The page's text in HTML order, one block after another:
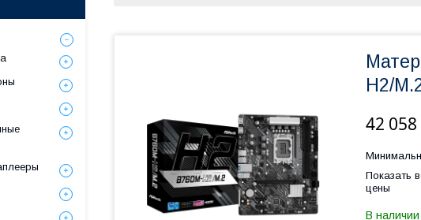
H2/
42 058
Показать
цены
В наличии